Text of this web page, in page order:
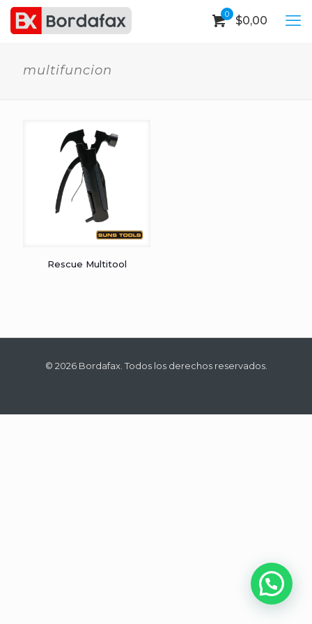
0 $0,00
multifuncion
Rescue Multitool
© 2026 Bordafax. Todos los derechos reservados.